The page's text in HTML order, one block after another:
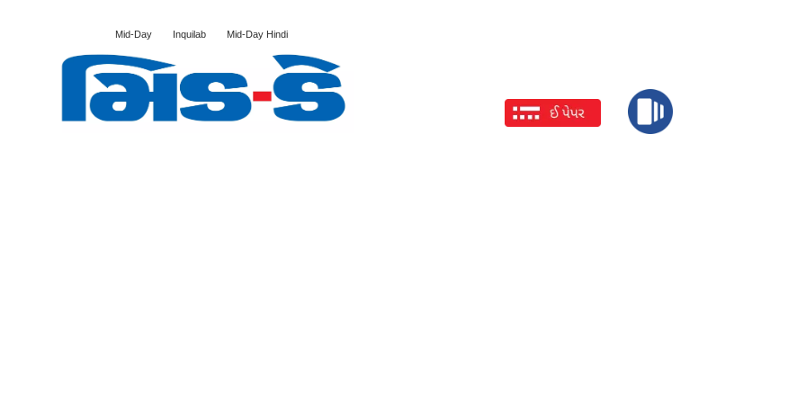
Mid-Day Inquilab Mid-Day Hindi